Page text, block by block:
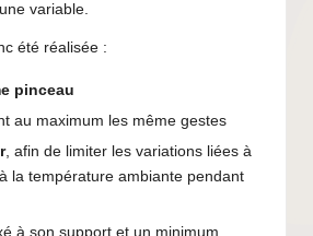
variable.
été réalisée :
pinceau
au maximum les même gestes
, afin de limiter les variations liées à
à la température ambiante pendant
à son support et un minimum